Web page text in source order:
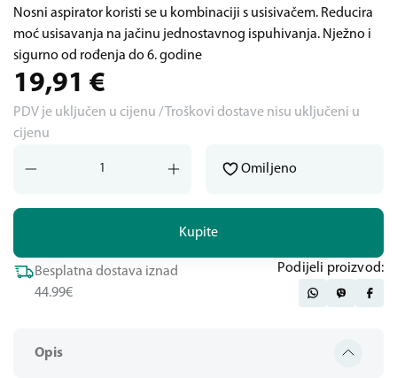
Opis
Nosni aspirator koristi se u kombinaciji s usisivačem. Reducira
moć usisavanja na jačinu jednostavnog ispuhivanja. Nježno i
sigurno od rođenja do 6. godine
19,91 €
PDV je uključen u cijenu / Troškovi dostave nisu uključeni u
cijenu
Kupite
Omiljeno
Besplatna dostava iznad
44.99€
Podijeli proizvod: